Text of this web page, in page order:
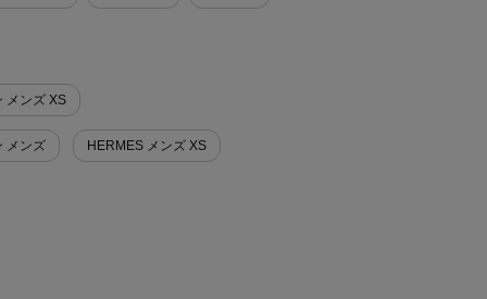
メンズ XS
メンズ HERMES メンズ XS